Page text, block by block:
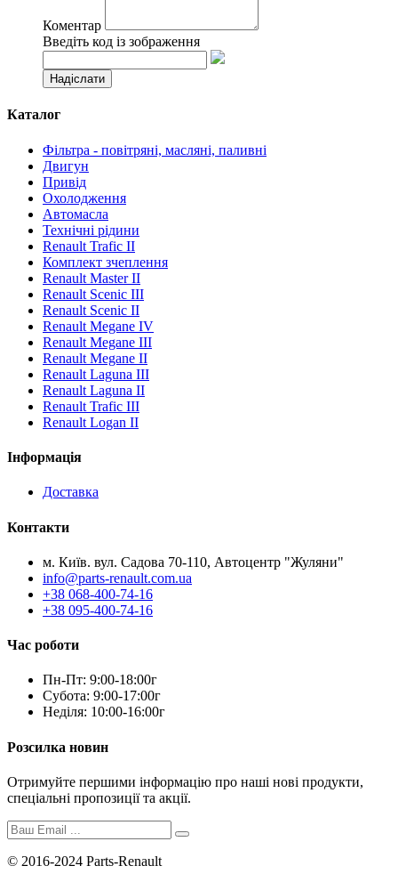
Коментар
Введіть код із зображення
Каталог
Фільтра - повітряні, масляні, паливні
Двигун
Привід
Охолодження
Автомасла
Технічні рідини
Renault Trafic II
Комплект зчеплення
Renault Master II
Renault Scenic III
Renault Scenic II
Renault Megane IV
Renault Megane III
Renault Megane II
Renault Laguna III
Renault Laguna II
Renault Trafic III
Renault Logan II
Інформація
Доставка
Контакти
м. Київ. вул. Садова 70-110, Автоцентр "Жуляни"
info@parts-renault.com.ua
+38 068-400-74-16
+38 095-400-74-16
Час роботи
Пн-Пт: 9:00-18:00г
Субота: 9:00-17:00г
Неділя: 10:00-16:00г
Розсилка новин
Отримуйте першими інформацію про наші нові продукти,
спеціальні пропозиції та акції.
© 2016-2024 Parts-Renault